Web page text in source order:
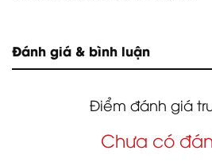
Đánh giá & bình luận
Điểm đánh giá
Chưa có